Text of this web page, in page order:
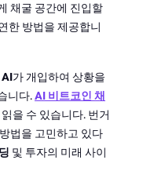
채굴 공간에 진입할
한 방법을 제공합니
AI가 개입하여 상황을
니다.AI 비트코인 채
을 수 있습니다. 번거
법을 고민하고 있다
및 투자의 미래 사이